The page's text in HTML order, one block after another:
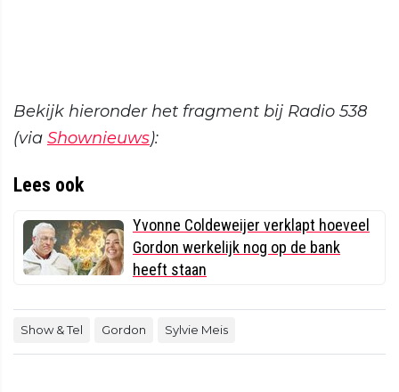
Bekijk hieronder het fragment bij Radio 538
(via Shownieuws):
Lees ook
Yvonne Coldeweijer verklapt hoeveel
Gordon werkelijk nog op de bank
heeft staan
Show & Tel Gordon Sylvie Meis